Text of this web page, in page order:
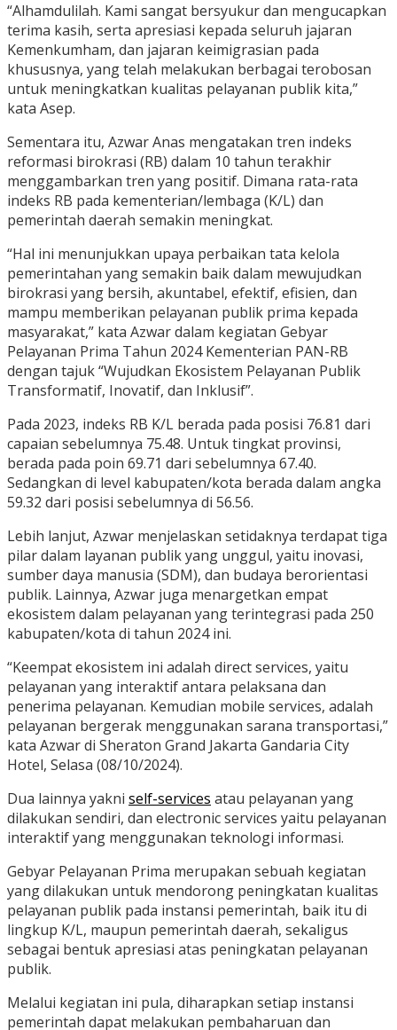
“Alhamdulilah. Kami sangat bersyukur dan mengucapkan
terima kasih, serta apresiasi kepada seluruh jajaran
Kemenkumham, dan jajaran keimigrasian pada
khususnya, yang telah melakukan berbagai terobosan
untuk meningkatkan kualitas pelayanan publik kita,”
kata Asep.
Sementara itu, Azwar Anas mengatakan tren indeks
reformasi birokrasi (RB) dalam 10 tahun terakhir
menggambarkan tren yang positif. Dimana rata-rata
indeks RB pada kementerian/lembaga (K/L) dan
pemerintah daerah semakin meningkat.
“Hal ini menunjukkan upaya perbaikan tata kelola
pemerintahan yang semakin baik dalam mewujudkan
birokrasi yang bersih, akuntabel, efektif, efisien, dan
mampu memberikan pelayanan publik prima kepada
masyarakat,” kata Azwar dalam kegiatan Gebyar
Pelayanan Prima Tahun 2024 Kementerian PAN-RB
dengan tajuk “Wujudkan Ekosistem Pelayanan Publik
Transformatif, Inovatif, dan Inklusif”.
Pada 2023, indeks RB K/L berada pada posisi 76.81 dari
capaian sebelumnya 75.48. Untuk tingkat provinsi,
berada pada poin 69.71 dari sebelumnya 67.40.
Sedangkan di level kabupaten/kota berada dalam angka
59.32 dari posisi sebelumnya di 56.56.
Lebih lanjut, Azwar menjelaskan setidaknya terdapat tiga
pilar dalam layanan publik yang unggul, yaitu inovasi,
sumber daya manusia (SDM), dan budaya berorientasi
publik. Lainnya, Azwar juga menargetkan empat
ekosistem dalam pelayanan yang terintegrasi pada 250
kabupaten/kota di tahun 2024 ini.
“Keempat ekosistem ini adalah direct services, yaitu
pelayanan yang interaktif antara pelaksana dan
penerima pelayanan. Kemudian mobile services, adalah
pelayanan bergerak menggunakan sarana transportasi,”
kata Azwar di Sheraton Grand Jakarta Gandaria City
Hotel, Selasa (08/10/2024).
Dua lainnya yakni self-services atau pelayanan yang
dilakukan sendiri, dan electronic services yaitu pelayanan
interaktif yang menggunakan teknologi informasi.
Gebyar Pelayanan Prima merupakan sebuah kegiatan
yang dilakukan untuk mendorong peningkatan kualitas
pelayanan publik pada instansi pemerintah, baik itu di
lingkup K/L, maupun pemerintah daerah, sekaligus
sebagai bentuk apresiasi atas peningkatan pelayanan
publik.
Melalui kegiatan ini pula, diharapkan setiap instansi
pemerintah dapat melakukan pembaharuan dan